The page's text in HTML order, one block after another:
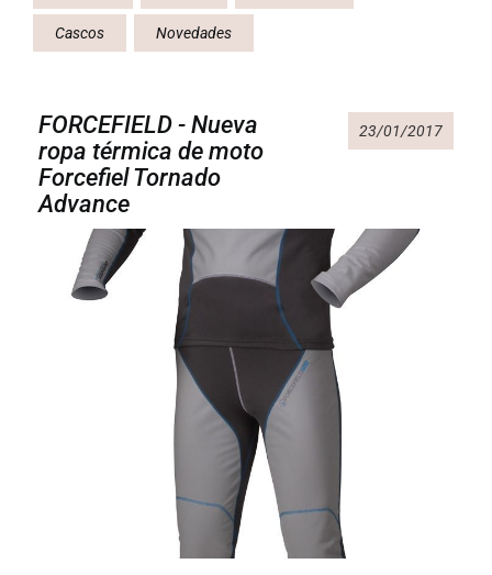
Cascos Novedades
FORCEFIELD - Nueva
ropa térmica de moto
Forcefiel Tornado
Advance
23/01/2017